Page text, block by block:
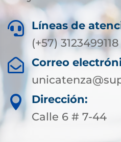

Líneas de
(+57) 3123499118
 Correo

Dirección:
Calle 6 # 7-44